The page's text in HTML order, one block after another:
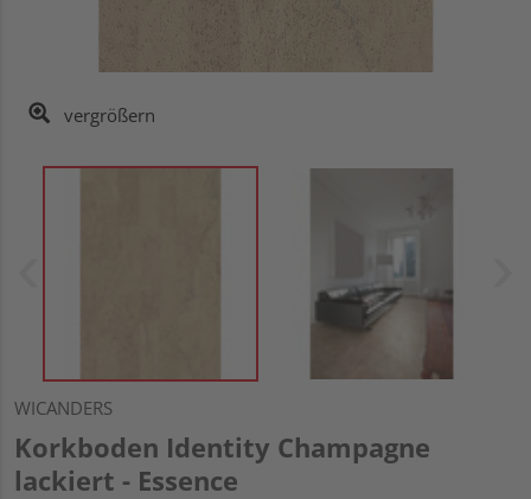
vergrößern
WICANDERS
Korkboden Identity Champagne
lackiert - Essence